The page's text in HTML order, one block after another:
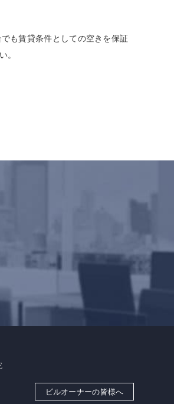
も賃貸条件としての空きを保証
。
ビルオーナーの皆様へ